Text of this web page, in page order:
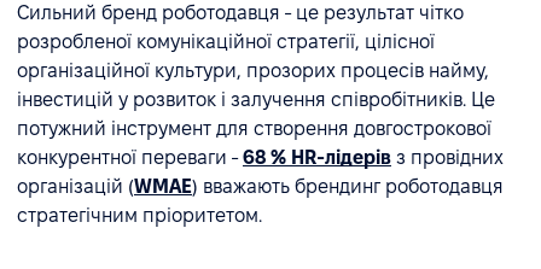
Сильний бренд роботодавця - це результат чітко
розробленої комунікаційної стратегії, цілісної
організаційної культури, прозорих процесів найму,
інвестицій у розвиток і залучення співробітників. Це
потужний інструмент для створення довгострокової
конкурентної переваги -68 % HR-лідерів з провідних
організацій (WMAE) вважають брендинг роботодавця
стратегічним пріоритетом.